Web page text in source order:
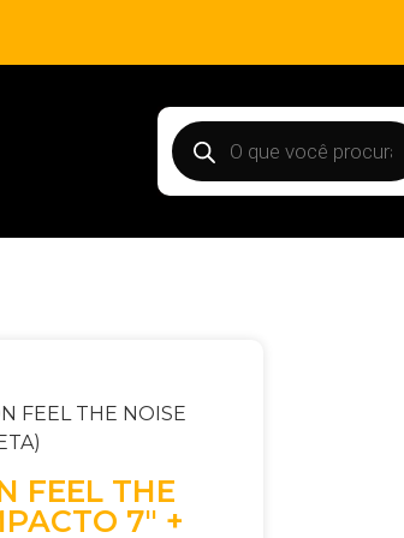
FEEL THE NOISE
FEEL THE
7″ +